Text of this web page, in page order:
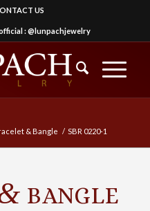
US
:@lunpachjewelry
& Bangle / SBR 0220-1
BANGLE